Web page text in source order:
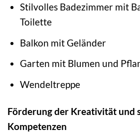
Stilvolles Badezimmer mit
Toilette
Balkon mit Geländer
Garten mit Blumen und
Wendeltreppe
Förderung der Kreativität und
Kompetenzen